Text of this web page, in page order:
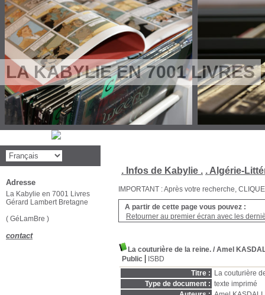
LA KABYLIE EN 7001 LIVRES
. Infos de Kabylie . . Algérie-
IMPORTANT : Après votre recherche,
A partir de cette page vous pouvez :
Retourner au premier écran avec les
La couturière de la reine. / Amel
Public
ISBD
Titre :
La couturière
Type de document : texte imprimé
Adresse
La Kabylie en 7001 Livres
Gérard Lambert Bretagne
( GéLamBre )
contact